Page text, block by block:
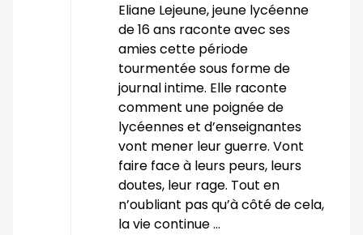
Eliane Lejeune, jeune lycéenne
de 16 ans raconte avec ses
amies cette période
tourmentée sous forme de
journal intime. Elle raconte
comment une poignée de
lycéennes et d’enseignantes
vont mener leur guerre. Vont
faire face à leurs peurs, leurs
doutes, leur rage. Tout en
n’oubliant pas qu’à côté de cela,
la vie continue …